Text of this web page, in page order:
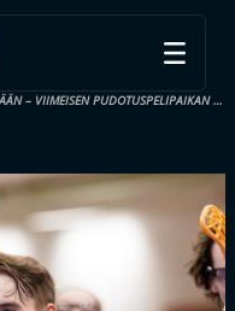
JYMY JÄTTI OLS:N JÄNNITTÄMÄÄN – VIIMEISEN PUDOTUSPELIPAIKAN KOHTALO YHÄ AUKI